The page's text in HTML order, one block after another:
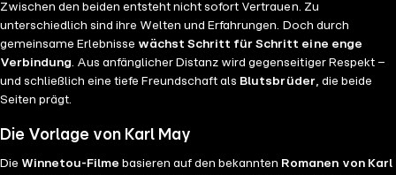
Zwischen den beiden entsteht nicht sofort Vertrauen. Zu
unterschiedlich sind ihre Welten und Erfahrungen. Doch durch
gemeinsame Erlebnisse wächst Schritt für Schritt eine enge
Verbindung. Aus anfänglicher Distanz wird gegenseitiger Respekt –
und schließlich eine tiefe Freundschaft als Blutsbrüder, die beide
Seiten prägt.
Die Vorlage von Karl May
Die Winnetou-Filme basieren auf den bekannten Romanen von Karl